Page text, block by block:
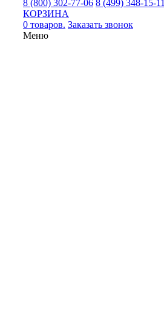
8 (800) 302-77-06 8 (499) 348-15-11
КОРЗИНА
0 товаров. Заказать звонок
Меню